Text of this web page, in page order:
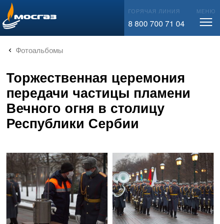
info@mos-gaz.ru ГОРЯЧАЯ ЛИНИЯ
8 800 700 71 04
МЕНЮ
Фотоальбомы
Торжественная церемония
передачи частицы пламени
Вечного огня в столицу
Республики Сербии